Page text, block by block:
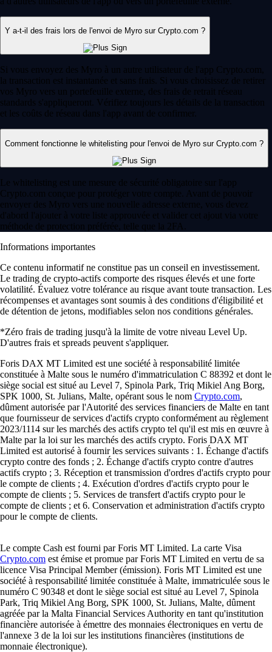
Y a-t-il des frais lors de l'envoi de Myro sur Crypto.com ?
Si vous envoyez des Myro à un autre utilisateur de l'app Crypto.com,
la transaction est instantanée et sans frais. Si vous choisissez de retirer
vos Myro vers un portefeuille externe, des frais de retrait réseau
standards s'appliqueront. Vérifiez toujours les détails de la transaction
et les coûts de réseau dans l'app avant de confirmer.
Comment fonctionne le whitelisting pour l'envoi de Myro sur Crypto.com ?
Le whitelisting est une mesure de sécurité obligatoire sur l'app
Crypto.com conçue pour protéger votre compte. Avant de pouvoir
envoyer des Myro vers une nouvelle adresse externe, vous devez
d'abord l'ajouter à votre liste approuvée et valider cet ajout via votre
méthode de protection préférée, telle que la 2FA.
Informations importantes
Ce contenu informatif ne constitue pas un conseil en investissement.
Le trading de crypto-actifs comporte des risques élevés et une forte
volatilité. Évaluez votre tolérance au risque avant toute transaction. Les
récompenses et avantages sont soumis à des conditions d'éligibilité et
de détention de jetons, modifiables selon nos conditions générales.
*Zéro frais de trading jusqu'à la limite de votre niveau Level Up.
D'autres frais et spreads peuvent s'appliquer.
Foris DAX MT Limited est une société à responsabilité limitée
constituée à Malte sous le numéro d'immatriculation C 88392 et dont le
siège social est situé au Level 7, Spinola Park, Triq Mikiel Ang Borg,
SPK 1000, St. Julians, Malte, opérant sous le nom Crypto.com,
dûment autorisée par l'Autorité des services financiers de Malte en tant
que fournisseur de services d'actifs crypto conformément au règlement
2023/1114 sur les marchés des actifs crypto tel qu'il est mis en œuvre à
Malte par la loi sur les marchés des actifs crypto. Foris DAX MT
Limited est autorisé à fournir les services suivants : 1. Échange d'actifs
crypto contre des fonds ; 2. Échange d'actifs crypto contre d'autres
actifs crypto ; 3. Réception et transmission d'ordres d'actifs crypto pour
le compte de clients ; 4. Exécution d'ordres d'actifs crypto pour le
compte de clients ; 5. Services de transfert d'actifs crypto pour le
compte de clients ; et 6. Conservation et administration d'actifs crypto
pour le compte de clients.
Le compte Cash est fourni par Foris MT Limited. La carte Visa
Crypto.com est émise et promue par Foris MT Limited en vertu de sa
licence Visa Principal Member (émission). Foris MT Limited est une
société à responsabilité limitée constituée à Malte, immatriculée sous le
numéro C 90348 et dont le siège social est situé au Level 7, Spinola
Park, Triq Mikiel Ang Borg, SPK 1000, St. Julians, Malte, dûment
agréée par la Malta Financial Services Authority en tant qu'institution
financière autorisée à émettre des monnaies électroniques en vertu de
l'annexe 3 de la loi sur les institutions financières (institutions de
monnaie électronique).